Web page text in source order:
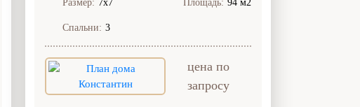
Размер: 7х7 Площадь: 94 м2
Спальни: 3
цена по
запросу